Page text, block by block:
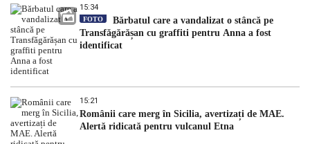
15:34
FOTO
Bărbatul care a vandalizat o stâncă pe
Transfăgărășan cu graffiti pentru Anna a fost
identificat
15:21
Românii care merg în Sicilia, avertizați de MAE.
Alertă ridicată pentru vulcanul Etna